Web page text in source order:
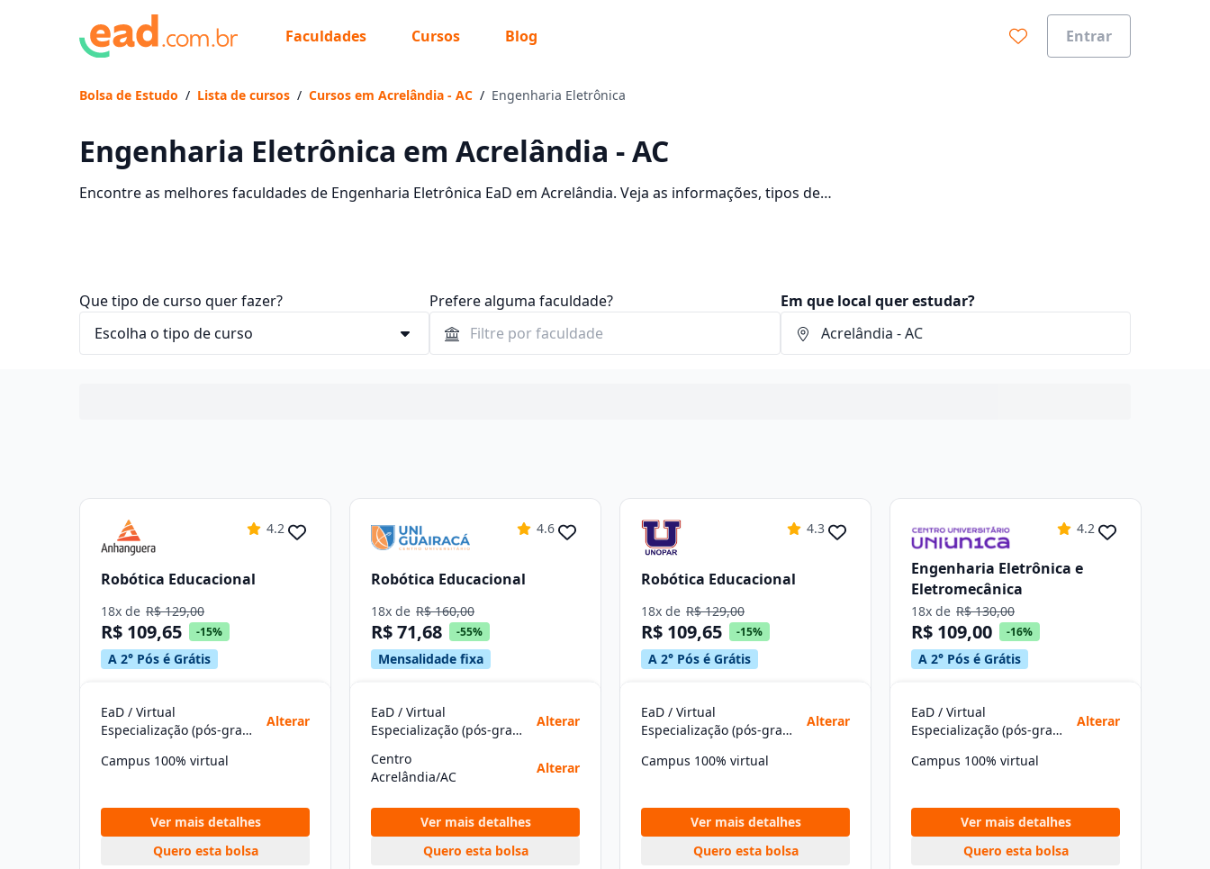
Faculdades Cursos Blog Entrar
Bolsa de Estudo / Lista de cursos / Cursos em Acrelândia - AC / Engenharia Eletrônica
Engenharia Eletrônica em Acrelândia - AC
Encontre as melhores faculdades de Engenharia Eletrônica EaD em Acrelândia. Veja as informações, tipos de
Que tipo de curso quer fazer? Prefere alguma faculdade? Em que local quer estudar?
4.2
Robótica Educacional
18x de R$ 129,00
R$ 109,65 -15%
A 2° Pós é Grátis
EaD / Virtual
Especialização (pós-graduação)
Alterar
Campus 100% virtual
Ver mais detalhes
Quero esta bolsa
4.6
Robótica Educacional
18x de R$ 160,00
R$ 71,68 -55%
Mensalidade fixa
EaD / Virtual
Especialização (pós-graduação)
Alterar
Centro
Acrelândia/AC
Alterar
Ver mais detalhes
Quero esta bolsa
4.3
Robótica Educacional
18x de R$ 129,00
R$ 109,65 -15%
A 2° Pós é Grátis
EaD / Virtual
Especialização (pós-graduação)
Alterar
Campus 100% virtual
Ver mais detalhes
Quero esta bolsa
4.2
Engenharia Eletrônica e
Eletromecânica
18x de R$ 130,00
R$ 109,00 -16%
A 2° Pós é Grátis
EaD / Virtual
Especialização (pós-graduação)
Alterar
Campus 100% virtual
Ver mais detalhes
Quero esta bolsa